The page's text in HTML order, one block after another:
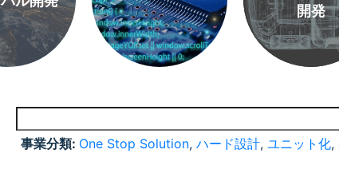
開発
事業分類: One Stop Solution, ハード設計, ユニット化,